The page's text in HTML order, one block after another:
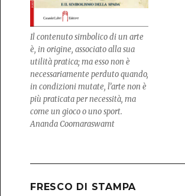
Il contenuto simbolico di un arte
è, in origine, associato alla sua
utilità pratica; ma esso non è
necessariamente perduto quando,
in condizioni mutate, l’arte non è
più praticata per necessità, ma
come un gioco o uno sport.
Ananda Coomaraswamt
FRESCO DI STAMPA